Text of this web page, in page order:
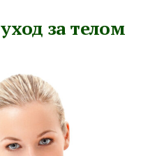
за телом